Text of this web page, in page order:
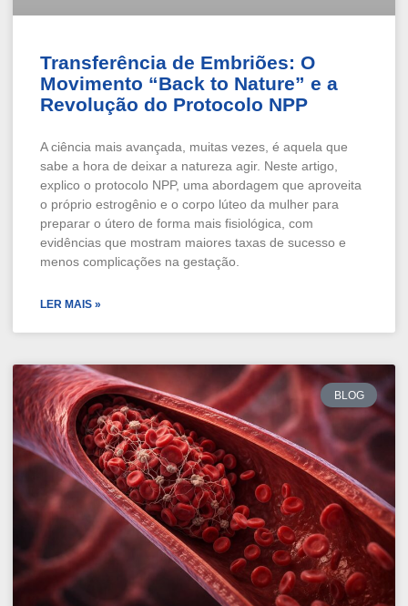
Transferência de Embriões: O
Movimento “Back to Nature” e a
Revolução do Protocolo NPP
A ciência mais avançada, muitas vezes, é aquela que
sabe a hora de deixar a natureza agir. Neste artigo,
explico o protocolo NPP, uma abordagem que aproveita
o próprio estrogênio e o corpo lúteo da mulher para
preparar o útero de forma mais fisiológica, com
evidências que mostram maiores taxas de sucesso e
menos complicações na gestação.
LER MAIS »
BLOG